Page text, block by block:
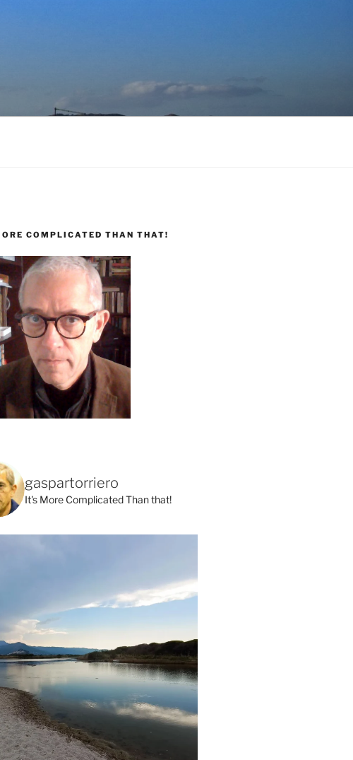
COMPLICATED THAN THAT!
gaspartorriero
It's More Complicated Than that!